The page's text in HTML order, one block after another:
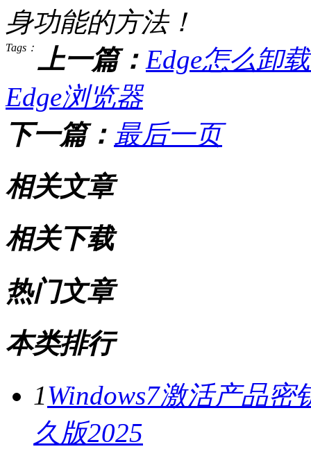
身功能的方法！
Tags： 上一篇： Edge怎么卸
Edge浏览器
下一篇： 最后一页
相关文章
相关下载
热门文章
本类排行
1Windows7激活产品密
久版2025